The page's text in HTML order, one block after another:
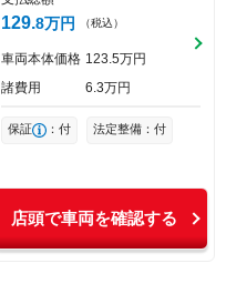
129 8万円 （税込）
車両本体価格 123 5万円
諸費用
6 3万円
保証 ：付 法定整備：付
店頭で車両を確認する